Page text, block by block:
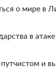
о мире в
в атаке
и